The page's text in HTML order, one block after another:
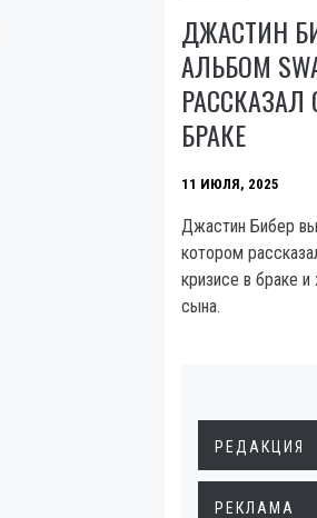
ДЖАСТИН
АЛЬБОМ
БРАКЕ
11 ИЮЛЯ, 2025
Джастин Бибер
котором
кризисе в браке
сына.
РЕДАКЦИЯ
РЕКЛАМА